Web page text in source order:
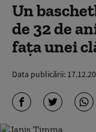
Un
de 32 de
faţa unei
Data publicării: